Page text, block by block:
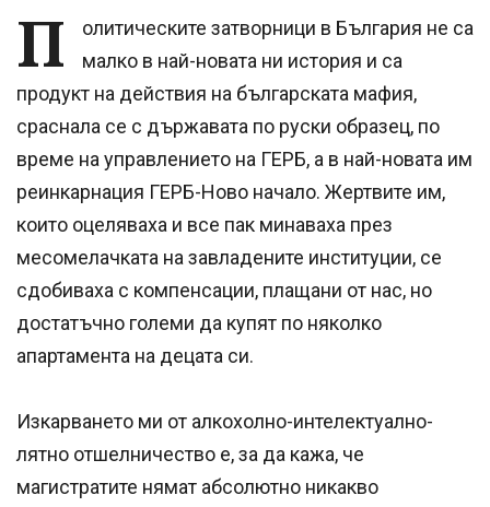
П
олитическите затворници в България не са
малко в най-новата ни история и са
продукт на действия на българската мафия,
сраснала се с държавата по руски образец, по
време на управлението на ГЕРБ, а в най-новата им
реинкарнация ГЕРБ-Ново начало. Жертвите им,
които оцеляваха и все пак минаваха през
месомелачката на завладените институции, се
сдобиваха с компенсации, плащани от нас, но
достатъчно големи да купят по няколко
апартамента на децата си.
Изкарването ми от алкохолно-интелектуално-
лятно отшелничество е, за да кажа, че
магистратите нямат абсолютно никакво